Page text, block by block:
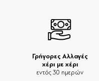
Γρήγορες Αλλαγές
χέρι με χέρι
εντός 30 ημερών